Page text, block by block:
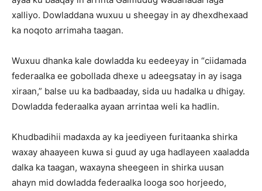
xalliyo. Dowladdana wuxuu u sheegay in ay dhexdhexaad
ka noqoto arrimaha taagan.
Wuxuu dhanka kale dowladda ku eedeeyay in “ciidamada
federaalka ee gobollada dhexe u adeegsatay in ay isaga
xiraan,” balse uu ka badbaaday, sida uu hadalka u dhigay.
Dowladda federaalka ayaan arrintaa weli ka hadlin.
Khudbadihii madaxda ay ka jeediyeen furitaanka shirka
waxay ahaayeen kuwa si guud ay uga hadlayeen xaaladda
dalka ka taagan, waxayna sheegeen in shirka uusan
ahayn mid dowladda federaalka looga soo horjeedo,